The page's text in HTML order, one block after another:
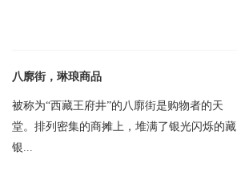
八廓街，琳琅商品
被称为“西藏王府井”的八廓街是购物者的天
堂。排列密集的商摊上，堆满了银光闪烁的藏
银...